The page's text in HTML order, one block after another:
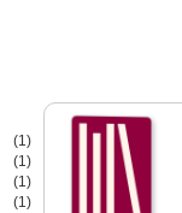
(1)
(1)
(1)
(1)